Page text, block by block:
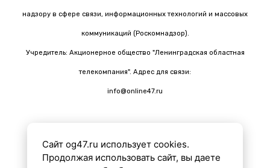
надзору в сфере связи, информационных технологий и массовых
коммуникаций (Роскомнадзор).
Учредитель: Акционерное общество "Ленинградская областная
телекомпания". Адрес для связи:
info@online47.ru
Все материалы на сайте подготовлены с помощью ИИ
Сайт og47.ru использует cookies.
Продолжая использовать сайт, вы даете